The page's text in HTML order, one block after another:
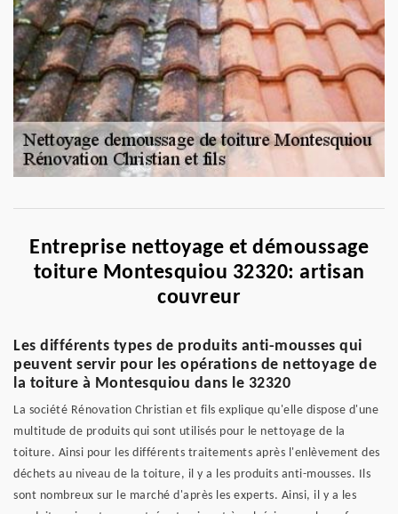
Entreprise nettoyage et démoussage
toiture Montesquiou 32320: artisan
couvreur
Les différents types de produits anti-mousses qui
peuvent servir pour les opérations de nettoyage de
la toiture à Montesquiou dans le 32320
La société Rénovation Christian et fils explique qu'elle dispose d'une
multitude de produits qui sont utilisés pour le nettoyage de la
toiture. Ainsi pour les différents traitements après l'enlèvement des
déchets au niveau de la toiture, il y a les produits anti-mousses. Ils
sont nombreux sur le marché d'après les experts. Ainsi, il y a les